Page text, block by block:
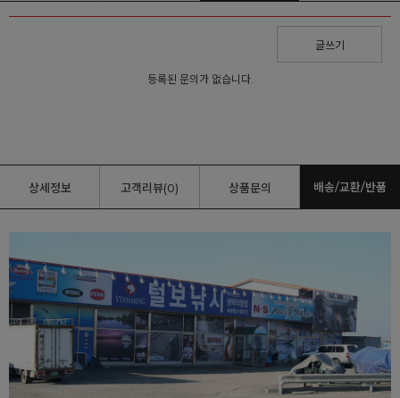
글쓰기
등록된 문의가 없습니다.
상세정보 고객리뷰(0) 상품문의 배송/교환/반품